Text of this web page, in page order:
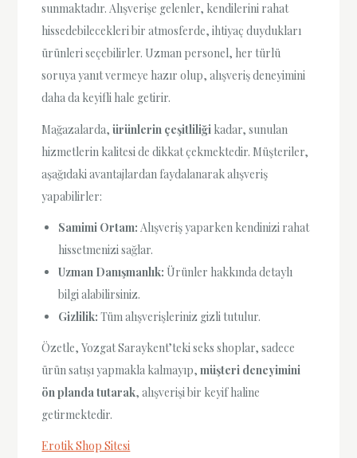
sunmaktadır. Alışverişe gelenler, kendilerini rahat
hissedebilecekleri bir atmosferde, ihtiyaç duydukları
ürünleri seçebilirler. Uzman personel, her türlü
soruya yanıt vermeye hazır olup, alışveriş deneyimini
daha da keyifli hale getirir.
Mağazalarda,ürünlerin çeşitliliği kadar, sunulan
hizmetlerin kalitesi de dikkat çekmektedir. Müşteriler,
aşağıdaki avantajlardan faydalanarak alışveriş
yapabilirler:
Samimi Ortam: Alışveriş yaparken kendinizi rahat
hissetmenizi sağlar.
Uzman Danışmanlık: Ürünler hakkında detaylı
bilgi alabilirsiniz.
Gizlilik: Tüm alışverişleriniz gizli tutulur.
Özetle, Yozgat Saraykent’teki seks shoplar, sadece
ürün satışı yapmakla kalmayıp,müşteri deneyimini
ön planda tutarak, alışverişi bir keyif haline
getirmektedir.
Erotik Shop Sitesi